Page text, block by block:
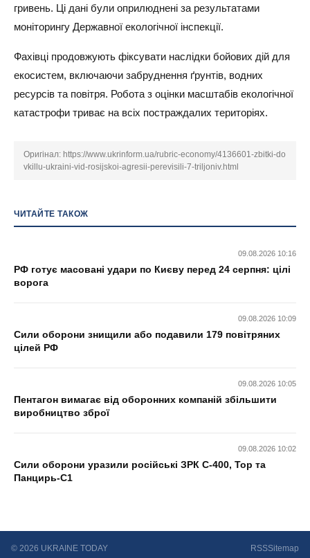
гривень. Ці дані були оприлюднені за результатами
моніторингу Державної екологічної інспекції.
Фахівці продовжують фіксувати наслідки бойових дій для
екосистем, включаючи забруднення ґрунтів, водних
ресурсів та повітря. Робота з оцінки масштабів екологічної
катастрофи триває на всіх постраждалих територіях.
Оригінал: https://www.ukrinform.ua/rubric-economy/4136601-zbitki-do
vkillu-ukraini-vid-rosijskoi-agresii-perevisili-7-triljoniv.html
ЧИТАЙТЕ ТАКОЖ
09.08.2026 10:16
РФ готує масовані удари по Києву перед 24 серпня: цілі
ворога
09.08.2026 10:09
Сили оборони знищили або подавили 179 повітряних
цілей РФ
09.08.2026 10:05
Пентагон вимагає від оборонних компаній збільшити
виробництво зброї
09.08.2026 10:02
Сили оборони уразили російські ЗРК С-400, Тор та
Панцирь-С1
© 2026 UKRAINE TODAY RSSSitemap